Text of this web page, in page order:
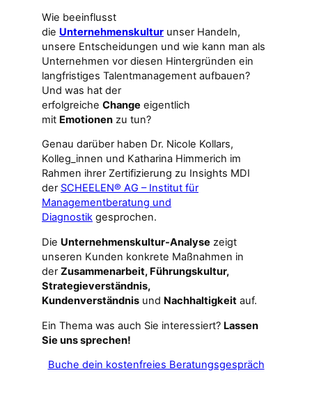
Wie beeinflusst
die Unternehmenskultur unser Handeln,
unsere Entscheidungen und wie kann man als
Unternehmen vor diesen Hintergründen ein
langfristiges Talentmanagement aufbauen?
Und was hat der
erfolgreiche Change eigentlich
mit Emotionen zu tun?
Genau darüber haben Dr. Nicole Kollars,
Kolleg_innen und Katharina Himmerich im
Rahmen ihrer Zertifizierung zu Insights MDI
der SCHEELEN® AG – Institut für
Managementberatung und
Diagnostik gesprochen.
Die Unternehmenskultur-Analyse zeigt
unseren Kunden konkrete Maßnahmen in
der Zusammenarbeit, Führungskultur,
Strategieverständnis,
Kundenverständnis und Nachhaltigkeit auf.
Ein Thema was auch Sie interessiert? Lassen
Sie uns sprechen!
Buche dein kostenfreies Beratungsgespräch